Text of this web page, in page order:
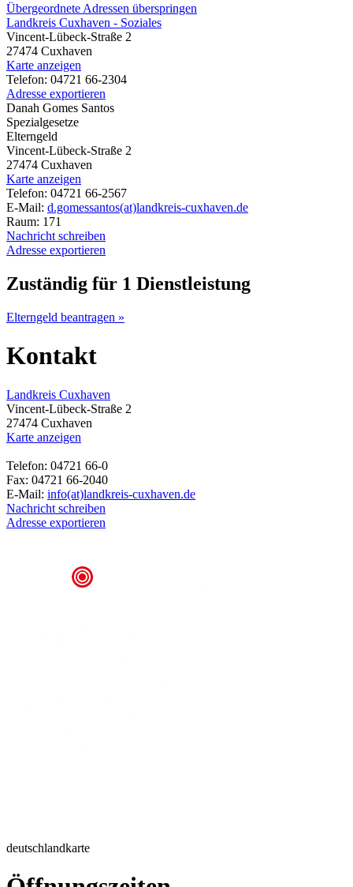
Übergeordnete Adressen überspringen
Landkreis Cuxhaven - Soziales
Vincent-Lübeck-Straße 2
27474 Cuxhaven
Karte anzeigen
Telefon: 04721 66-2304
Adresse exportieren
Danah Gomes Santos
Spezialgesetze
Elterngeld
Vincent-Lübeck-Straße 2
27474 Cuxhaven
Karte anzeigen
Telefon: 04721 66-2567
E-Mail: d.gomessantos(at)landkreis-cuxhaven.de
Raum: 171
Nachricht schreiben
Adresse exportieren
Zuständig für 1 Dienstleistung
Elterngeld beantragen »
Kontakt
Landkreis Cuxhaven
Vincent-Lübeck-Straße 2
27474 Cuxhaven
Karte anzeigen
Telefon: 04721 66-0
Fax: 04721 66-2040
E-Mail: info(at)landkreis-cuxhaven.de
Nachricht schreiben
Adresse exportieren
deutschlandkarte